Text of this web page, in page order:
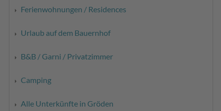
Ferienwohnungen / Residences
Urlaub auf dem Bauernhof
B&B / Garni / Privatzimmer
Camping
Alle Unterkünfte in Gröden